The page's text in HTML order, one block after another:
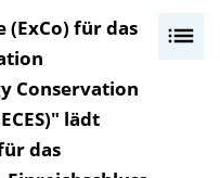
(ExCo) für das
Conservation
lädt
das